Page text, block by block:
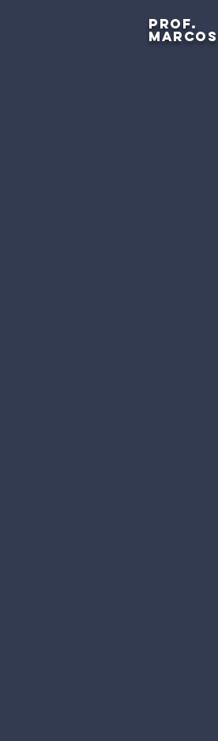
PROF.
MARCOS